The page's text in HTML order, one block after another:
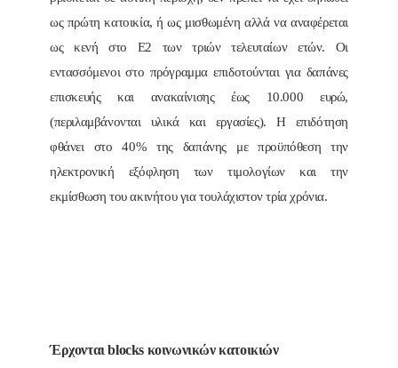
ως πρώτη κατοικία, ή ως μισθωμένη αλλά να αναφέρεται
ως κενή στο Ε2 των τριών τελευταίων ετών. Οι
εντασσόμενοι στο πρόγραμμα επιδοτούνται για δαπάνες
επισκευής και ανακαίνισης έως 10.000 ευρώ,
(περιλαμβάνονται υλικά και εργασίες). Η επιδότηση
φθάνει στο 40% της δαπάνης με προϋπόθεση την
ηλεκτρονική εξόφληση των τιμολογίων και την
εκμίσθωση του ακινήτου για τουλάχιστον τρία χρόνια.
Έρχονται blocks κοινωνικών κατοικιών